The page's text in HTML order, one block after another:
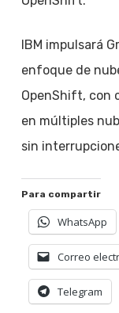
IBM impulsará
enfoque de
OpenShift, con
en múltiples
sin
Para compartir
WhatsApp
Correo
Telegram